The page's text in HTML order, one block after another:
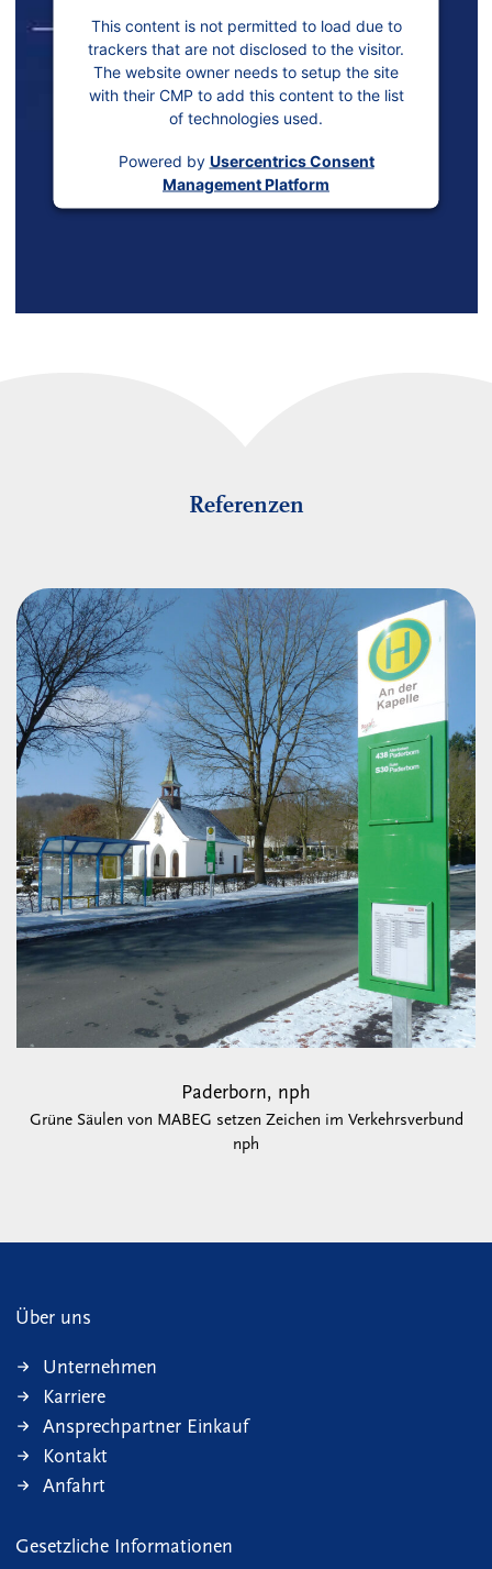
This content is not permitted to load due to
trackers that are not disclosed to the visitor.
The website owner needs to setup the site
with their CMP to add this content to the list
of technologies used.
Powered by Usercentrics Consent
Management Platform
Referenzen
Paderborn, nph
Grüne Säulen von MABEG setzen Zeichen im Verkehrsverbund
nph
Über uns
Unternehmen
Karriere
Ansprechpartner Einkauf
Kontakt
Anfahrt
Gesetzliche Informationen